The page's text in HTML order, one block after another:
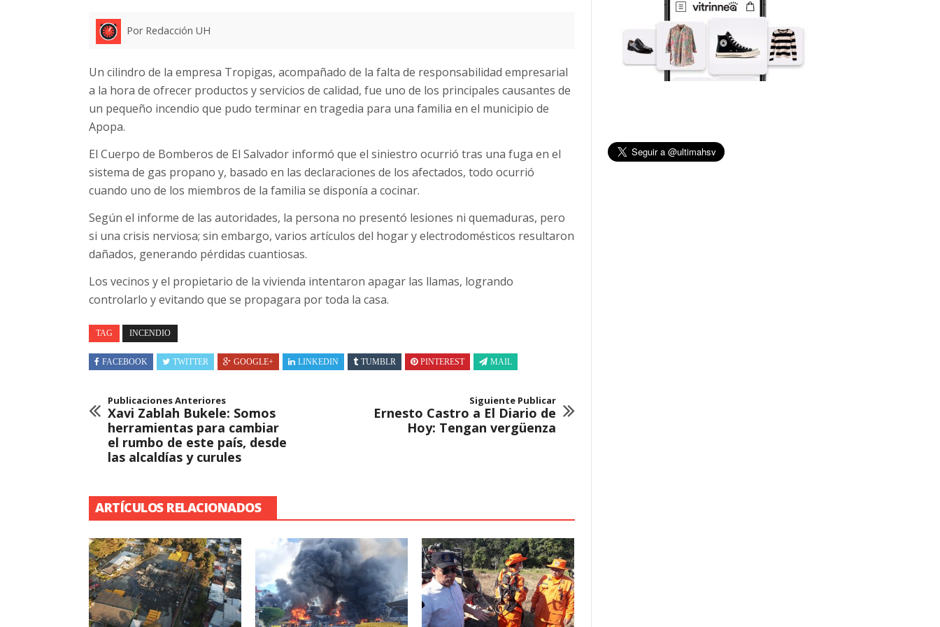
Por Redacción UH
Un cilindro de la empresa Tropigas, acompañado de la falta de responsabilidad empresarial
a la hora de ofrecer productos y servicios de calidad, fue uno de los principales causantes de
un pequeño incendio que pudo terminar en tragedia para una familia en el municipio de
Apopa.
El Cuerpo de Bomberos de El Salvador informó que el siniestro ocurrió tras una fuga en el
sistema de gas propano y, basado en las declaraciones de los afectados, todo ocurrió
cuando uno de los miembros de la familia se disponía a cocinar.
Según el informe de las autoridades, la persona no presentó lesiones ni quemaduras, pero
si una crisis nerviosa; sin embargo, varios artículos del hogar y electrodomésticos resultaron
dañados, generando pérdidas cuantiosas.
Los vecinos y el propietario de la vivienda intentaron apagar las llamas, logrando
controlarlo y evitando que se propagara por toda la casa.
TAG INCENDIO
FACEBOOK TWITTER GOOGLE+ LINKEDIN TUMBLR PINTEREST MAIL
Publicaciones Anteriores
Xavi Zablah Bukele: Somos
herramientas para cambiar
el rumbo de este país, desde
las alcaldías y curules
Siguiente Publicar
Ernesto Castro a El Diario de
Hoy: Tengan vergüenza
ARTÍCULOS RELACIONADOS